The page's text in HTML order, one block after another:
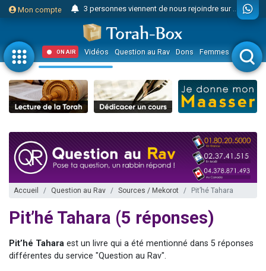
Mon compte 3 personnes viennent de nous rejoindre sur WhatsApp
Odaya vient de donner son Maasser
3 personnes viennent de faire un don pour 5 jours de vacances aux Orphelins
3 personnes viennent de faire un don pour Diane, 80 ans, dans un appartement insalubre
2 personnes viennent de nous rejoindre sur WhatsApp
13 personnes viennent de demander une bénédiction
30 personnes viennent de faire un don pour Sauvez la jambe de Yohan
Il reste 49 places pour étudier en groupe sur Zoom
12 nouvelles musiques dans Torah-Box Music
3 personnes viennent de nous rejoindre sur WhatsApp
8 personnes viennent de faire un don pour Tsédaka : pauvres d'Israel
ON AIR Vidéos Question au Rav Dons Femmes Enfants
Accueil Question au Rav Sources / Mekorot Pit’hé Tahara
Pit’hé Tahara (5 réponses)
Pit’hé Tahara est un livre qui a été mentionné dans 5 réponses
différentes du service "Question au Rav".